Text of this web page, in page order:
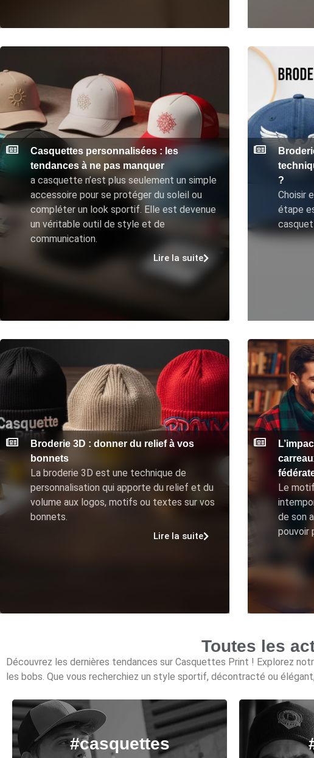
Casquettes personnalisées : les
tendances à ne pas manquer
a casquette n’est plus seulement un simple
accessoire pour se protéger du soleil ou
compléter un look sportif. Elle est devenue
un véritable outil de style et de
communication.
Lire la suite
?
Choisir
étape
Broderie 3D : donner du relief à vos
bonnets
La broderie 3D est une technique de
personnalisation qui apporte du relief et du
volume aux logos, motifs ou textes sur vos
bonnets.
Lire la suite
Le
de son
pouvoir
Toutes les
Découvrez les dernières tendances sur Casquettes Print ! Explorez
les bobs. Que vous recherchiez un style sportif, décontracté ou
#casquettes